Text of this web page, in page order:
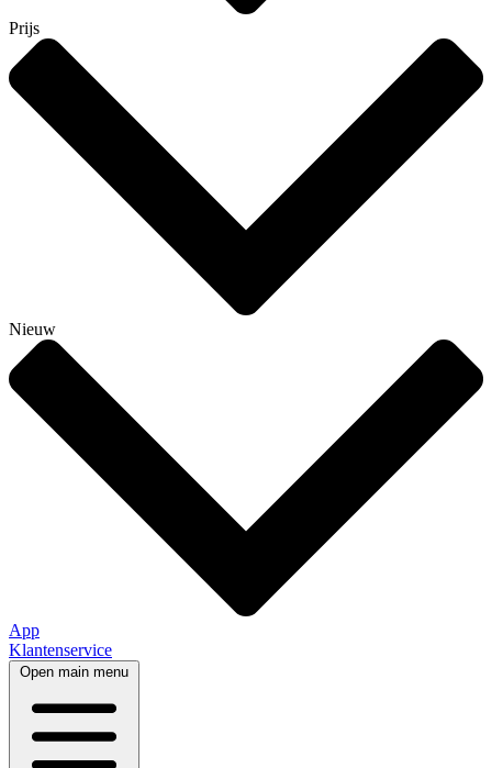
Prijs
Nieuw
App
Klantenservice
Open main menu